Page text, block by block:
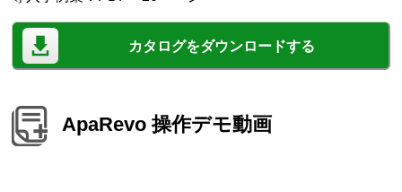
カタログをダウンロードする
ApaRevo 操作デモ動画